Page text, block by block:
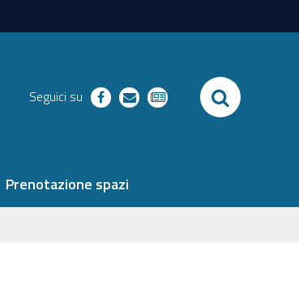
Seguici su facebookrichiestenewsletter SEARCH
Prenotazione spazi